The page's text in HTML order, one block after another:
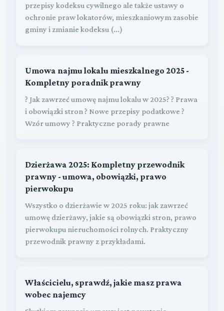
przepisy kodeksu cywilnego ale także ustawy o
ochronie praw lokatorów, mieszkaniowym zasobie
gminy i zmianie kodeksu (...)
Umowa najmu lokalu mieszkalnego 2025 -
Kompletny poradnik prawny
? Jak zawrzeć umowę najmu lokalu w 2025? ? Prawa
i obowiązki stron ? Nowe przepisy podatkowe ?
Wzór umowy ? Praktyczne porady prawne
Dzierżawa 2025: Kompletny przewodnik
prawny - umowa, obowiązki, prawo
pierwokupu
Wszystko o dzierżawie w 2025 roku: jak zawrzeć
umowę dzierżawy, jakie są obowiązki stron, prawo
pierwokupu nieruchomości rolnych. Praktyczny
przewodnik prawny z przykładami.
Właścicielu, sprawdź, jakie masz prawa
wobec najemcy